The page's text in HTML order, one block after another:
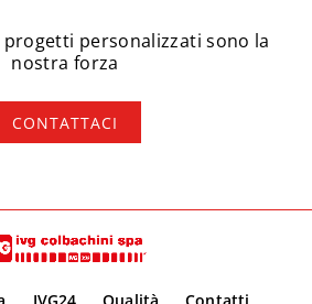
personalizzati sono la
nostra forza
CONTATTACI
IVG24 Qualità Contatti